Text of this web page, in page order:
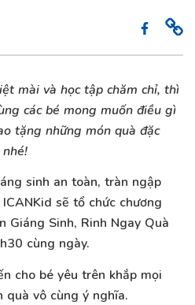
mài và học tập chăm chỉ, thì
các bé mong muốn điều gì
tặng những món quà đặc
sinh an toàn, tràn ngập
sẽ tổ chức chương
Giáng Sinh, Rinh Ngay Quà
cùng ngày.
cho bé yêu trên khắp mọi
quà vô cùng ý nghĩa.